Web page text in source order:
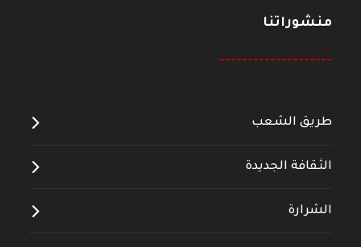
منشوراتنا
--------------------
طريق الشعب
الثقافة الجديدة
الشرارة